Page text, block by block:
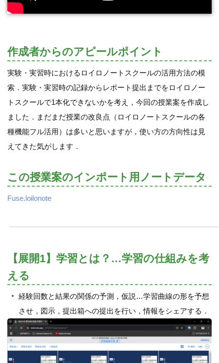
作成者からのアピールポイント
実験・実習時におけるロイロノートスクールの活用方法の模
索．実験・実習時の記録からレポート提出までをロイロノー
トスクールで1本化できないかを考え，今回の授業案を作成し
ました．まだまだ授業の改良点（ロイロノートスクールの各
種機能フル活用）は多いと思いますが，使い方の方向性は見
えてきた気がします．
この授業案のインポート用ノートデータ
Fuse.loilonote
【展開1】学習とは？…学習の仕組みを考
える
経験回数と結果の関係の予測，仮説…学習曲線の形を予想
させ，図示，提出箱への提出を行い，情報をシェアする．